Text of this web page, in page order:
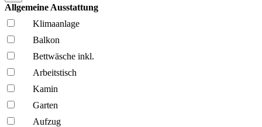
Allgemeine Ausstattung
Klima­anlage
Balkon
Bettwäsche inkl.
Arbeitstisch
Kamin
Garten
Aufzug